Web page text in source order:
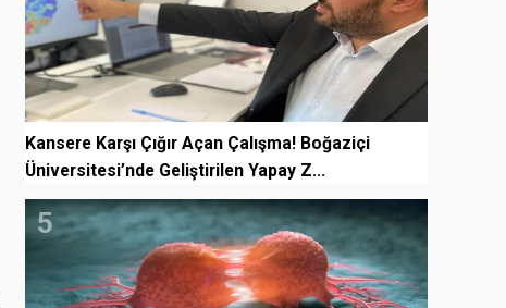
Kansere Karşı Çığır Açan Çalışma! Boğaziçi
Üniversitesi’nde Geliştirilen Yapay Z...
5